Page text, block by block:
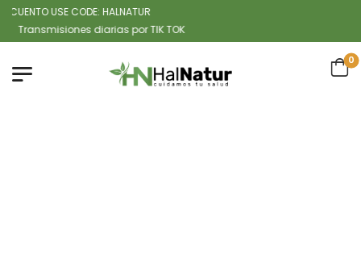
USE CODE: HALNATUR
diarias por TIK TOK
0